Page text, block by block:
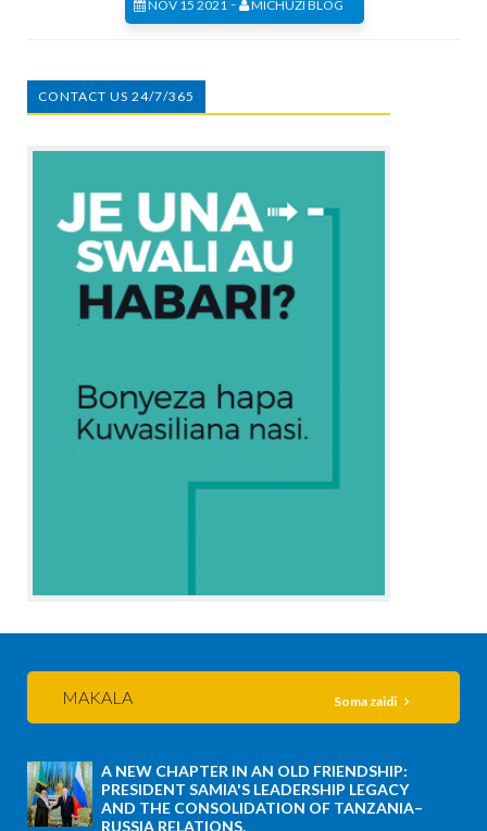
NOV 15 2021 MICHUZI BLOG
CONTACT US 24/7/365
MAKALA Soma zaidi
A NEW CHAPTER IN AN OLD FRIENDSHIP:
PRESIDENT SAMIA'S LEADERSHIP LEGACY
AND THE CONSOLIDATION OF TANZANIA–
RUSSIA RELATIONS.